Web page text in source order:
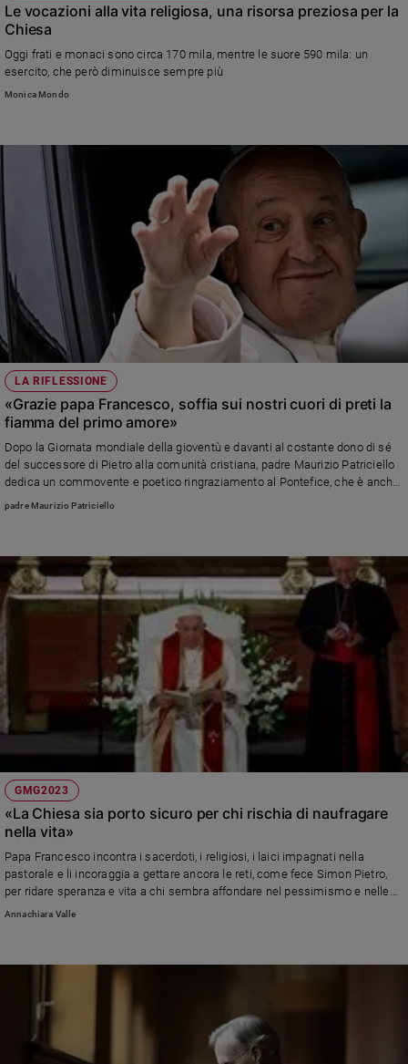
Le vocazioni alla vita religiosa, una risorsa preziosa per la
Chiesa
Oggi frati e monaci sono circa 170 mila, mentre le suore 590 mila: un
esercito, che però diminuisce sempre più
Monica Mondo
LA RIFLESSIONE
«Grazie papa Francesco, soffia sui nostri cuori di preti la
fiamma del primo amore»
Dopo la Giornata mondiale della gioventù e davanti al costante dono di sé
del successore di Pietro alla comunità cristiana, padre Maurizio Patriciello
dedica un commovente e poetico ringraziamento al Pontefice, che è anche
una preghiera perché rimanga sempre acceso contro ogni tentazione il
padre Maurizio Patriciello
GMG2023
«La Chiesa sia porto sicuro per chi rischia di naufragare
nella vita»
Papa Francesco incontra i sacerdoti, i religiosi, i laici impagnati nella
pastorale e li incoraggia a gettare ancora le reti, come fece Simon Pietro,
per ridare speranza e vita a chi sembra affondare nel pessimismo e nelle
difficoltà
Annachiara Valle